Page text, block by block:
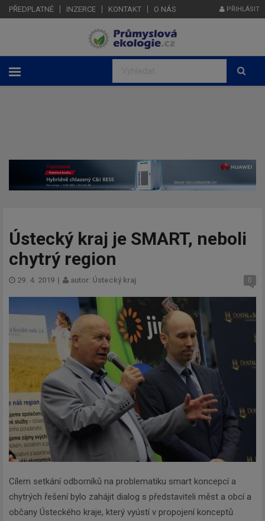
PŘEDPLATNÉ INZERCE KONTAKT O NÁS PŘIHLÁSIT
Ústecký kraj je SMART, neboli
chytrý region
29. 4. 2019 | autor: Ústecký kraj 0
Cílem setkání odborníků na problematiku smart koncepcí a
chytrých řešení bylo zahájit dialog s představiteli měst a obcí a
občany Ústeckého kraje, který vyústí v propojení konceptů